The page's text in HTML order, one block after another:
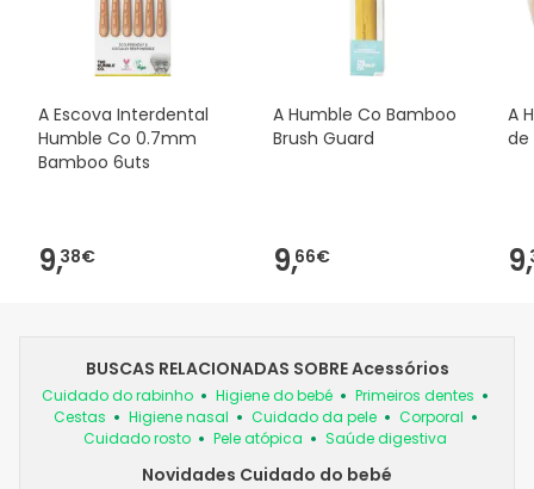
A Escova Interdental
Humble Co 0.7mm
Bamboo 6uts
9,38€
A Humble Co Bamboo
Brush Guard
9,66€
A
de
9,
BUSCAS RELACIONADAS SOBRE Acessórios
Cuidado do rabinho Higiene do bebé
Primeiros dentes
Cestas
Higiene nasal Cuidado da pele
Corporal
Cuidado rosto
Pele atópica Saúde digestiva
Novidades Cuidado do bebé